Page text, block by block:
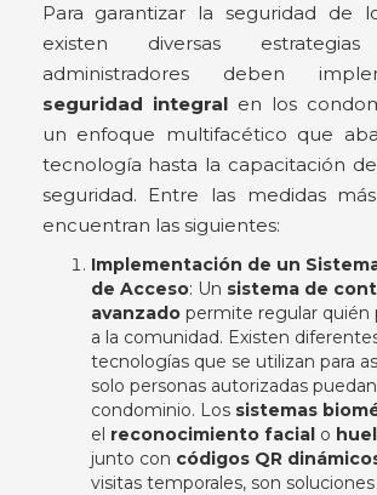
Para garantizar la seguridad de
existen diversas
administradores deben
seguridad integralen los
un enfoque multifacético que
tecnología hasta la capacitación
seguridad. Entre las medidas
encuentran las siguientes:
Implementación de un
de Acceso: Un sistema de
avanzadopermite regular quién
a la comunidad. Existen
tecnologías que se utilizan para
solo personas autorizadas
condominio. Los sistemas
el reconocimiento facialo
junto con códigos QR
visitas temporales, son